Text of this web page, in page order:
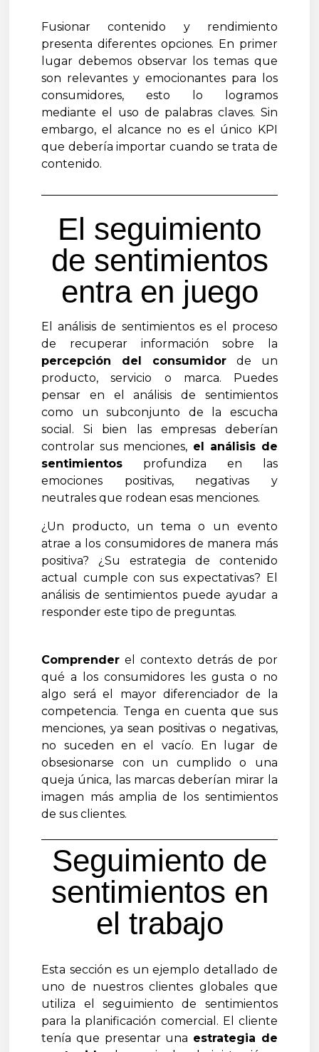
Fusionar contenido y rendimiento
presenta diferentes opciones. En primer
lugar debemos observar los temas que
son relevantes y emocionantes para los
consumidores, esto lo logramos
mediante el uso de palabras claves. Sin
embargo, el alcance no es el único KPI
que debería importar cuando se trata de
contenido.
El seguimiento
de sentimientos
entra en juego
El análisis de sentimientos es el proceso
de recuperar información sobre la
percepción del consumidor de un
producto, servicio o marca. Puedes
pensar en el análisis de sentimientos
como un subconjunto de la escucha
social. Si bien las empresas deberían
controlar sus menciones, el análisis de
sentimientos profundiza en las
emociones positivas, negativas y
neutrales que rodean esas menciones.
¿Un producto, un tema o un evento
atrae a los consumidores de manera más
positiva? ¿Su estrategia de contenido
actual cumple con sus expectativas? El
análisis de sentimientos puede ayudar a
responder este tipo de preguntas.
Comprender el contexto detrás de por
qué a los consumidores les gusta o no
algo será el mayor diferenciador de la
competencia. Tenga en cuenta que sus
menciones, ya sean positivas o negativas,
no suceden en el vacío. En lugar de
obsesionarse con un cumplido o una
queja única, las marcas deberían mirar la
imagen más amplia de los sentimientos
de sus clientes.
Seguimiento de
sentimientos en
el trabajo
Esta sección es un ejemplo detallado de
uno de nuestros clientes globales que
utiliza el seguimiento de sentimientos
para la planificación comercial. El cliente
tenía que presentar una estrategia de